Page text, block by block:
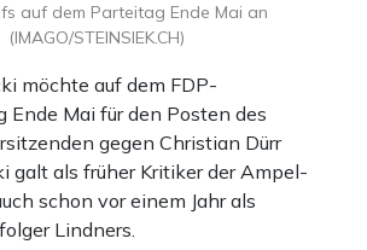
möchte auf dem FDP-
Ende Mai für den Posten des
gegen Christian Dürr
galt als früher Kritiker der Ampel-
schon vor einem Jahr als
Lindners.
auf dem Parteitag Ende Mai an
(IMAGO/STEINSIEK.CH)